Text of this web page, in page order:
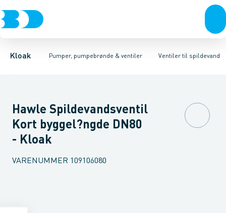
Kloak Pumper, pumpebrønde & ventiler
Rør & fittingsBrøndeBrøndgodsLinjeafvandingTanke,
Ventiler til spildevand
Pumpebrønde til gråt spildevandPumpebrønde til sort
SpadeventilerSpildevands ventiler
Hawle Spildevandsventil
Kort byggel?ngde DN80
- Kloak
VARENUMMER 109106080